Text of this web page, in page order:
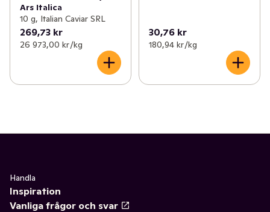
Ars Italica
10 g, Italian Caviar SRL
269,73 kr
26 973,00 kr /kg
30,76 kr
180,94 kr /kg
Handla
Inspiration
Vanliga frågor och svar